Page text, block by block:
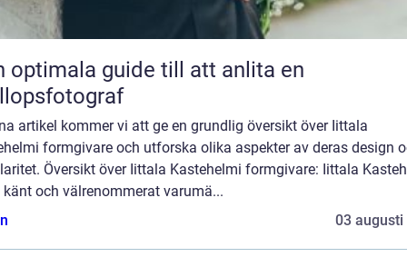
optimala guide till att anlita en
artikel kommer vi att ge en grundlig översikt över Iittala
formgivare och utforska olika aspekter av deras design
Översikt över Iittala Kastehelmi formgivare: Iittala
känt och välrenommerat varumä...
03 augusti